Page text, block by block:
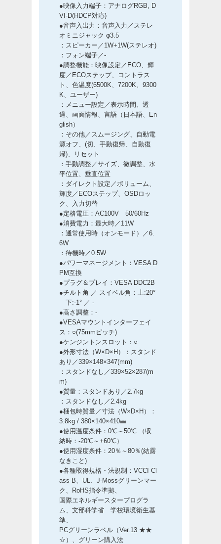
●映像入力端子：アナログRGB, D
VI-D(HDCP対応)
●音声入出力：音声入力／ステレ
オミニジャック φ3.5
：スピーカー／1W+1W(ステレオ)
：フォン端子／-
●調整機能：映像設定／ECO、輝
度／ECOステップ、コントラス
ト、色温度(6500K、7200K、9300
K、ユーザー)
：メニュー設定／表示時間、透
過、画面情報、言語（日本語、En
glish）
：その他／スムージング、自動電
源オフ、(切、手動復帰、自動復
帰)、リセット
：手動調整／サイズ、微調整、水
平位置、垂直位置
：ダイレクト設定／ボリューム、
輝度／ECOステップ、OSDロッ
ク、入力切替
●定格電圧：AC100V 50/60Hz
●消費電力：最大時／11W
：通常使用時（オンモード）／6.
6W
：待機時／0.5W
●パワーマネージメント：VESA D
PM互換
●プラグ＆プレイ：VESA DDC2B
●チルト角 ／ スイベル角：上:20°
下:-1° ／ -
●高さ調整：-
●VESAマウントインターフェイ
ス：○(75mmピッチ)
●ケンジントンスロット：○
●外形寸法（W×D×H）：スタンド
あり／339×148×347(mm)
：スタンドなし／339×52×287(m
m)
●質量：スタンドあり／2.7kg
：スタンドなし／2.4kg
●梱包時質量／寸法（W×D×H）：
3.8kg / 380×140×410㎜
●使用温度条件：0℃～50℃ （収
納時：-20℃～+60℃）
●使用湿度条件：20％～80％(結露
なきこと)
●各種取得規格・法規制：VCCI Cl
ass B、UL、J-Mossグリーンマー
ク、RoHS指令準拠、
国際エネルギースタープログラ
ム、文部科学省 学校環境衛生基
準、
PCグリーンラベル（Ver.13 ★★
☆）、グリーン購入法